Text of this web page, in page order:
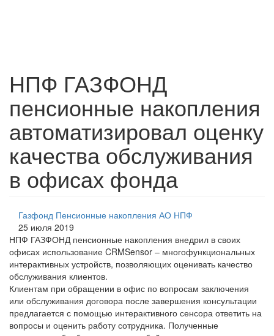
НПФ ГАЗФОНД
пенсионные накопления
автоматизировал оценку
качества обслуживания
в офисах фонда
Газфонд Пенсионные накопления АО НПФ
25 июля 2019
НПФ ГАЗФОНД пенсионные накопления внедрил в своих
офисах использование CRMSensor – многофункциональных
интерактивных устройств, позволяющих оценивать качество
обслуживания клиентов.
Клиентам при обращении в офис по вопросам заключения
или обслуживания договора после завершения консультации
предлагается с помощью интерактивного сенсора ответить на
вопросы и оценить работу сотрудника. Полученные